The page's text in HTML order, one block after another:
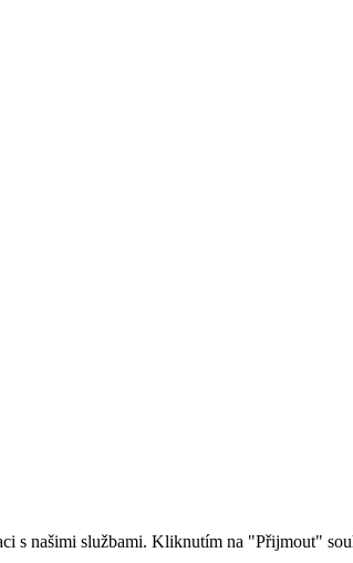
s našimi službami. Kliknutím na "Přijmout"